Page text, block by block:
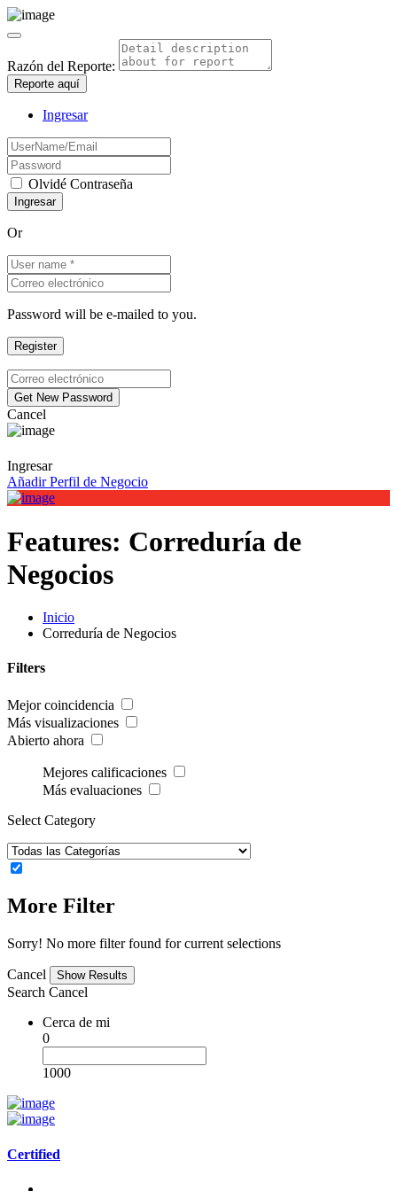
Razón del Reporte:
Reporte aquí
Ingresar
Olvidé Contraseña
Or
Password will be e-mailed to you.
Cancel
Ingresar
Añadir Perfil de Negocio
Features: Correduría de
Negocios
Inicio
Correduría de Negocios
Filters
Mejor coincidencia
Más visualizaciones
Abierto ahora
Mejores calificaciones
Más evaluaciones
Select Category
More Filter
Sorry! No more filter found for current selections
Cancel
Search Cancel
Cerca de mi
0
1000
Certified